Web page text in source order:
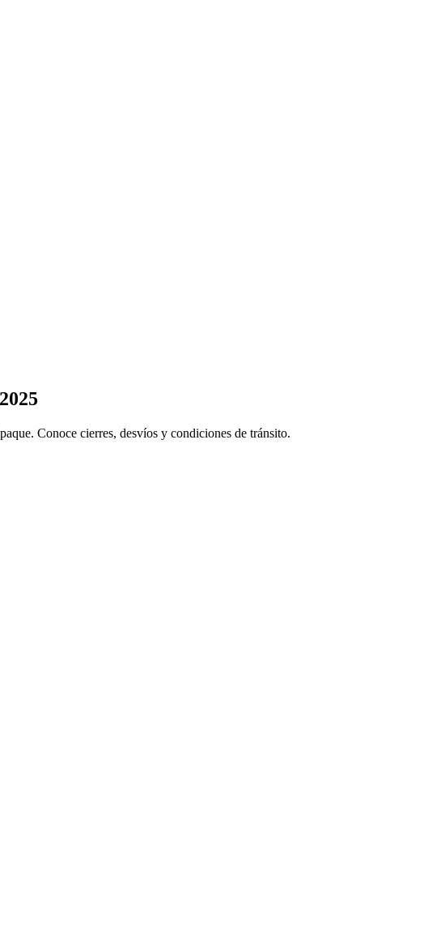
Conoce cierres, desvíos y condiciones de tránsito.